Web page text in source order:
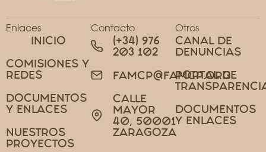
Enlaces
INICIO
COMISIONES Y
REDES
DOCUMENTOS
Y ENLACES
NUESTROS
PROYECTOS
Contacto
(+34) 976
203 102
FAMCP@FAMCP.ORG
CALLE
MAYOR
40, 50001
ZARAGOZA
Otros
CANAL DE
DENUNCIAS
PORTAL DE
DOCUMENTOS
Y ENLACES